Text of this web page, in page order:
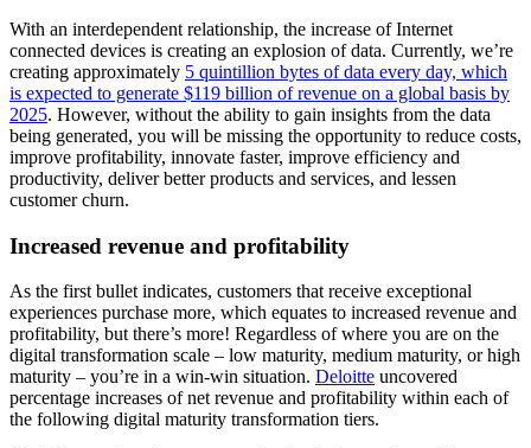
With an interdependent relationship, the increase of Internet
connected devices is creating an explosion of data. Currently, we’re
creating approximately 5 quintillion bytes of data every day, which
is expected to generate $119 billion of revenue on a global basis by
2025. However, without the ability to gain insights from the data
being generated, you will be missing the opportunity to reduce costs,
improve profitability, innovate faster, improve efficiency and
productivity, deliver better products and services, and lessen
customer churn.
Increased revenue and profitability
As the first bullet indicates, customers that receive exceptional
experiences purchase more, which equates to increased revenue and
profitability, but there’s more! Regardless of where you are on the
digital transformation scale – low maturity, medium maturity, or high
maturity – you’re in a win-win situation. Deloitte uncovered
percentage increases of net revenue and profitability within each of
the following digital maturity transformation tiers.